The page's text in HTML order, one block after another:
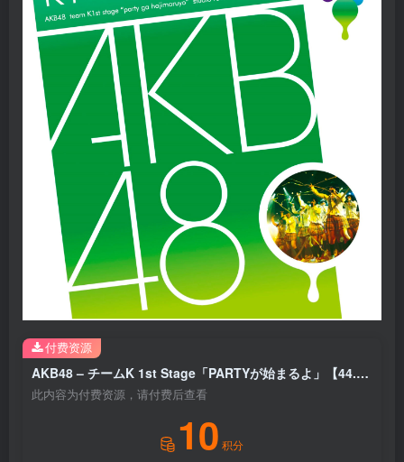
AKB48 – チームK 1st Stage「PARTYが始まるよ」【44.1kHz／16bit】日本区
此内容为付费资源，请付费后查看
10 积分
付费资源